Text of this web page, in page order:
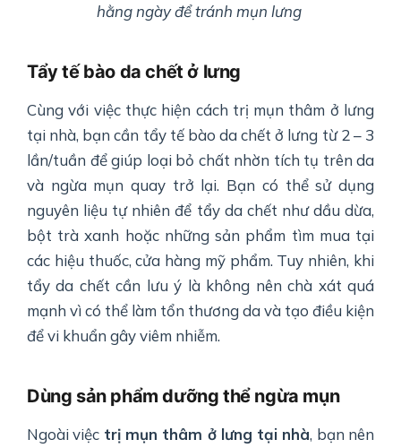
hằng ngày để tránh mụn lưng
Tẩy tế bào da chết ở lưng
Cùng với việc thực hiện cách trị mụn thâm ở lưng
tại nhà, bạn cần tẩy tế bào da chết ở lưng từ 2 – 3
lần/tuần để giúp loại bỏ chất nhờn tích tụ trên da
và ngừa mụn quay trở lại. Bạn có thể sử dụng
nguyên liệu tự nhiên để tẩy da chết như dầu dừa,
bột trà xanh hoặc những sản phẩm tìm mua tại
các hiệu thuốc, cửa hàng mỹ phẩm. Tuy nhiên, khi
tẩy da chết cần lưu ý là không nên chà xát quá
mạnh vì có thể làm tổn thương da và tạo điều kiện
để vi khuẩn gây viêm nhiễm.
Dùng sản phẩm dưỡng thể ngừa mụn
Ngoài việc trị mụn thâm ở lưng tại nhà, bạn nên